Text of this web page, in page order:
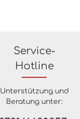
Service-
Hotline
Unterstützung und
Beratung unter: